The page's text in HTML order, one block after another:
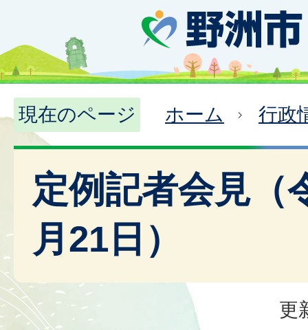
現在のページ ホーム 行政
定例記者会見（
月21日）
更